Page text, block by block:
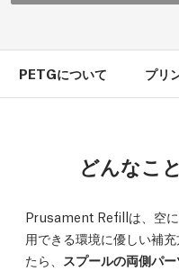
PETGについて プリ
どんなこ
Prusament Refillは、空
用できる環境に優しい補
たら、 スプールの両側パ